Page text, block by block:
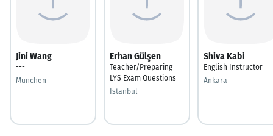
Jini Wang
---
München
Erhan Gülşen
Teacher/Preparing
LYS Exam Questions
Istanbul
Shiva Kabi
English Instructor
Ankara